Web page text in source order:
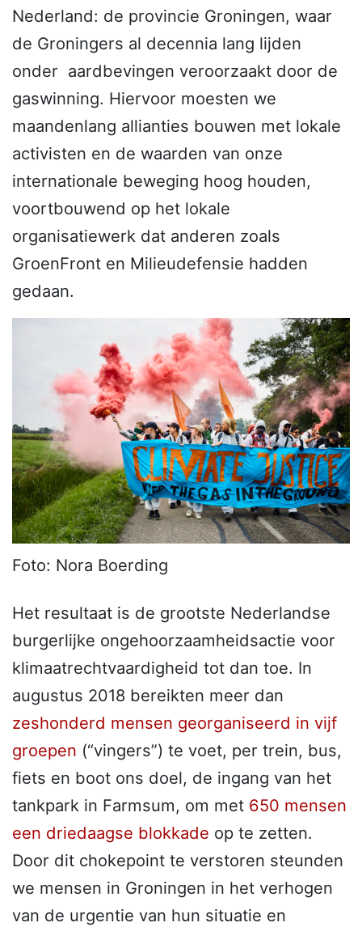
Nederland: de provincie Groningen, waar
de Groningers al decennia lang lijden
onder aardbevingen veroorzaakt door de
gaswinning. Hiervoor moesten we
maandenlang allianties bouwen met lokale
activisten en de waarden van onze
internationale beweging hoog houden,
voortbouwend op het lokale
organisatiewerk dat anderen zoals
GroenFront en Milieudefensie hadden
gedaan.
Foto: Nora Boerding
Het resultaat is de grootste Nederlandse
burgerlijke ongehoorzaamheidsactie voor
klimaatrechtvaardigheid tot dan toe. In
augustus 2018 bereikten meer dan
zeshonderd mensen georganiseerd in vijf
groepen (“vingers”) te voet, per trein, bus,
fiets en boot ons doel, de ingang van het
tankpark in Farmsum, om met 650 mensen
een driedaagse blokkade op te zetten.
Door dit chokepoint te verstoren steunden
we mensen in Groningen in het verhogen
van de urgentie van hun situatie en